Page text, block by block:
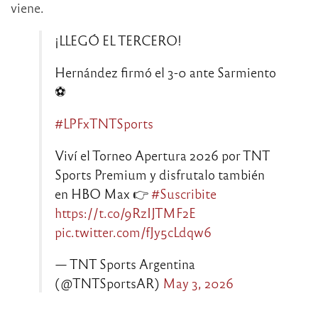
viene.
¡LLEGÓ EL TERCERO!
Hernández firmó el 3-0 ante Sarmiento
⚽
#LPFxTNTSports
Viví el Torneo Apertura 2026 por TNT
Sports Premium y disfrutalo también
en HBO Max 👉#Suscribite
https://t.co/9RzIJTMF2E
pic.twitter.com/fJy5cLdqw6
— TNT Sports Argentina
(@TNTSportsAR) May 3, 2026